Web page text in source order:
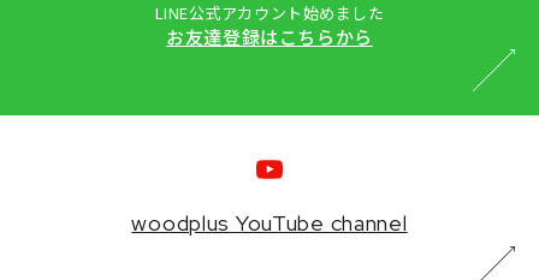
LINE公式アカウント始めました
お友達登録はこちらから
woodplus YouTube channel